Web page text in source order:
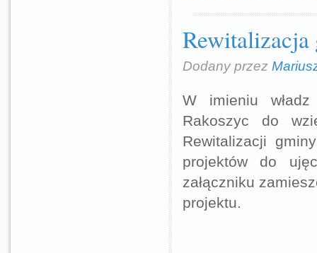
Dodany przez
W imieniu
Rakoszyc do
Rewitalizacji
projektów do
załączniku
projektu.